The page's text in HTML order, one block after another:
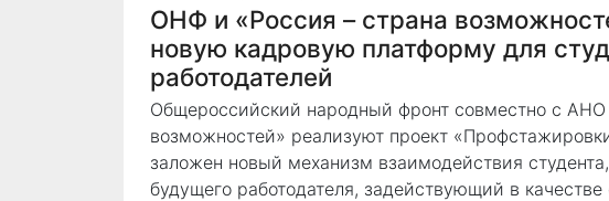
ОНФ и «Россия – страна
новую кадровую платформу для
работодателей
Общероссийский народный фронт совместно с АНО
возможностей» реализуют проект
заложен новый механизм взаимодействия
будущего работодателя, задействующий в